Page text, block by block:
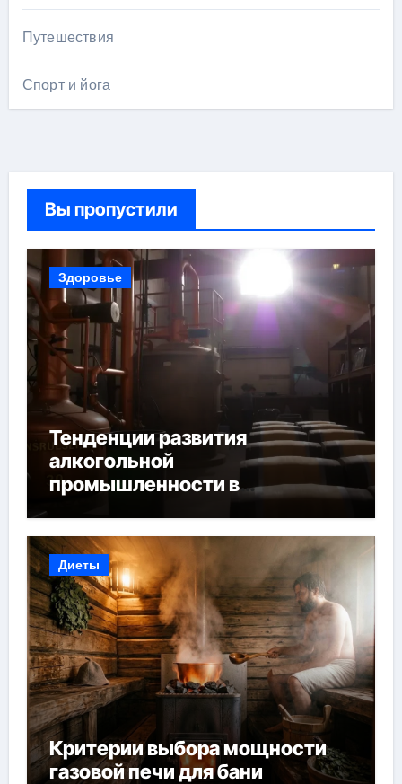
Путешествия
Спорт и йога
Вы пропустили
Здоровье
Тенденции развития
алкогольной
промышленности в
Диеты
Критерии выбора мощности
газовой печи для бани